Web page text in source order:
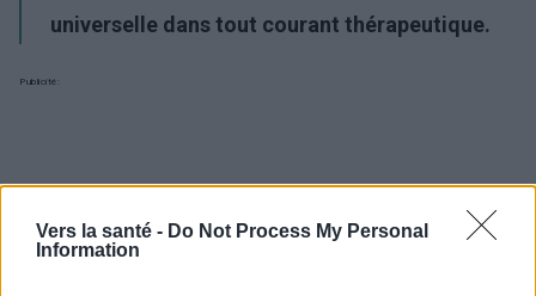
Vers la santé - Do Not Process My Personal
Information
universelle dans tout courant thérapeutique.
Publicité: